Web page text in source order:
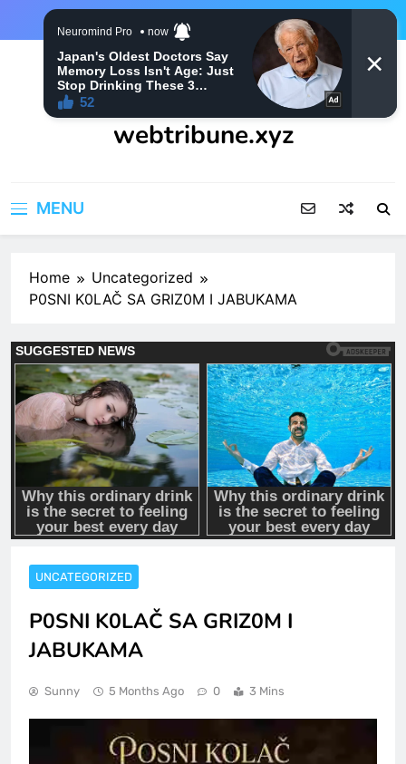
webtribune.xyz
MENU
Home
Uncategorized
P0SNI K0LAČ SA GRIZ0M I JABUKAMA
UNCATEGORIZED
P0SNI K0LAČ SA GRIZ0M I
JABUKAMA
Sunny 5 Months Ago 0 3 Mins